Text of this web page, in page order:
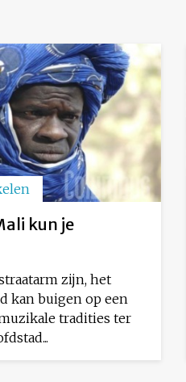
kun je
zijn, het
kan buigen op een
tradities ter